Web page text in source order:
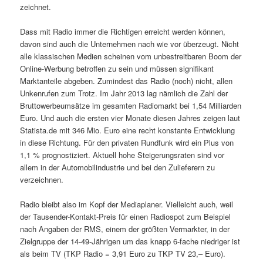
zeichnet.
Dass mit Radio immer die Richtigen erreicht werden können,
davon sind auch die Unternehmen nach wie vor überzeugt. Nicht
alle klassischen Medien scheinen vom unbestreitbaren Boom der
Online-Werbung betroffen zu sein und müssen signifikant
Marktanteile abgeben. Zumindest das Radio (noch) nicht, allen
Unkenrufen zum Trotz. Im Jahr 2013 lag nämlich die Zahl der
Bruttowerbeumsätze im gesamten Radiomarkt bei 1,54 Milliarden
Euro. Und auch die ersten vier Monate diesen Jahres zeigen laut
Statista.de mit 346 Mio. Euro eine recht konstante Entwicklung
in diese Richtung. Für den privaten Rundfunk wird ein Plus von
1,1 % prognostiziert. Aktuell hohe Steigerungsraten sind vor
allem in der Auto­mobilindustrie und bei den Zulieferern zu
verzeichnen.
Radio bleibt also im Kopf der Mediaplaner. Vielleicht auch, weil
der Tausender-Kontakt-Preis für einen Radiospot zum Beispiel
nach Angaben der RMS, einem der größten Vermarkter, in der
Ziel­gruppe der 14-49-Jährigen um das knapp 6-fache niedriger ist
als beim TV (TKP Radio = 3,91 Euro zu TKP TV 23,– Euro).